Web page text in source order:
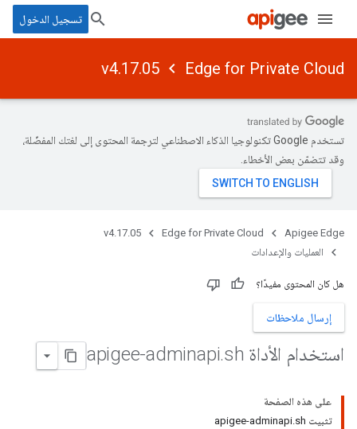
تسجيل الدخول
Edge for Private Cloud
v4.17.05
تستخدم Google تكنولوجيا الذكاء الاصطناعي لترجمة المحتوى إلى لغتك المفضّلة،
وقد تتضمّن بعض الأخطاء.
Apigee Edge
Edge for Private Cloud
v4.17.05
العمليات والإعدادات
هل كان المحتوى مفيدًا؟
إرسال ملاحظات
استخدام الأداة apigee-adminapi .sh
على هذه الصفحة
تثبيت apigee-adminapi.sh